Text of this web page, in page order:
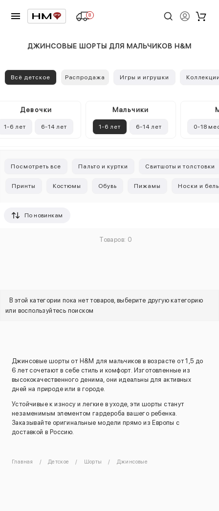
8
ДЖИНСОВЫЕ ШОРТЫ ДЛЯ МАЛЬЧИКОВ H&M
Всё детское Распродажа Игры и игрушки
Девочки
1-6 лет 6-14 лет
Mальчики
1-6 лет 6-14 лет 0-18
Посмотреть все Пальто и куртки Свитшоты и толстовки
Принты Костюмы Обувь Пижамы Носки и
По новинкам
Товаров: 0
В этой категории пока нет товаров, выберите другую категорию
или воспользуйтесь поиском
Джинсовые шорты от H&M для мальчиков в возрасте от 1,5 до
6 лет сочетают в себе стиль и комфорт. Изготовленные из
высококачественного денима, они идеальны для активных
дней на природе или в городе.
Устойчивые к износу и легкие в уходе, эти шорты станут
незаменимым элементом гардероба вашего ребенка.
Заказывайте оригинальные модели прямо из Европы с
доставкой в Россию.
Главная Детское Шорты Джинсовые